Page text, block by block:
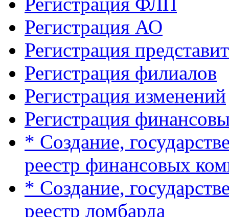
Регистрация АО
Регистрация
Регистрация филиалов
Регистрация изменений
Регистрация
* Создание,
реестр финансовых
* Создание,
реестр ломбарда